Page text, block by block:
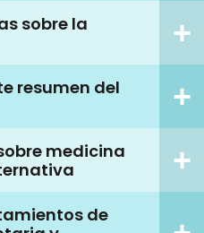
sobre la
resumen del
medicina
de